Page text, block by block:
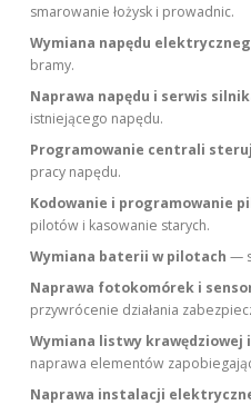
smarowanie łożysk i prowadnic.
Wymiana napędu
bramy.
Naprawa napędu i serwis
istniejącego napędu.
Programowanie centrali
pracy napędu.
Kodowanie i programowanie
pilotów i kasowanie starych.
Wymiana baterii w pilotach —
Naprawa fotokomórek i
przywrócenie działania
Wymiana listwy krawędziowej
naprawa elementów
Naprawa instalacji